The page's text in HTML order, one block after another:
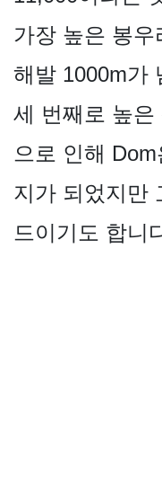
가장 높은 봉우
해발 1000m가
세 번째로 높은
으로 인해
지가 되었지만
드이기도 합니